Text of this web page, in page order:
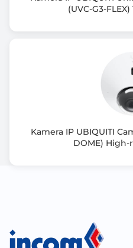
Bullet
Zasięg podczerwieni /
Minimalne oświetlenie
PoE lub zasilacz 12V
(UVC-G3-
Kamera IP UBIQUITI
DOME)